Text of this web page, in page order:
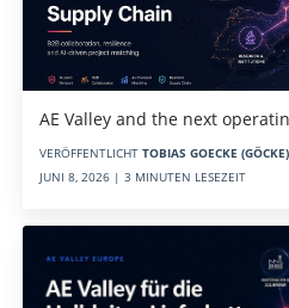
AE Valley and the next
VERÖFFENTLICHT TOBIAS GOECKE
JUNI 8, 2026 | 3 MINUTEN LESEZEIT